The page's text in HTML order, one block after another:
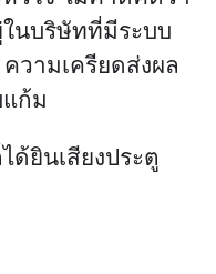
นบริษัทที่มีระบบ
วามเครียดส่งผล
ก้ม
ด้ยินเสียงประตู